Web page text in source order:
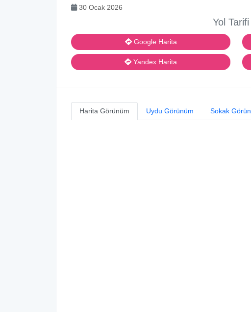
30 Ocak 2026
Yol Tarifi
Google Harita
Yandex Harita
Harita Görünüm Uydu Görünüm Sokak